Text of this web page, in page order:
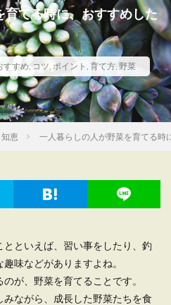
てる時に、おすすめした
すすめ,コツ, ポイント , 育て方, 野菜
恵 一人暮らしの人が野菜を育てる時
といえば、習い事をしたり、釣
味などがありますよね。
が、野菜を育てることです。
ながら、成長した野菜たちを食